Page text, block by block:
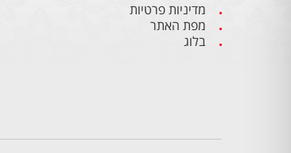
מדיניות פרטיות
מפת האתר
בלוג